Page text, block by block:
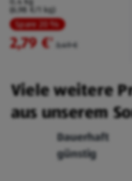
(6,98 €/1 kg)
Spare 20 %
2,79 €² 3,49 €
Viele weitere
aus unserem
Dauerhaft
günstig